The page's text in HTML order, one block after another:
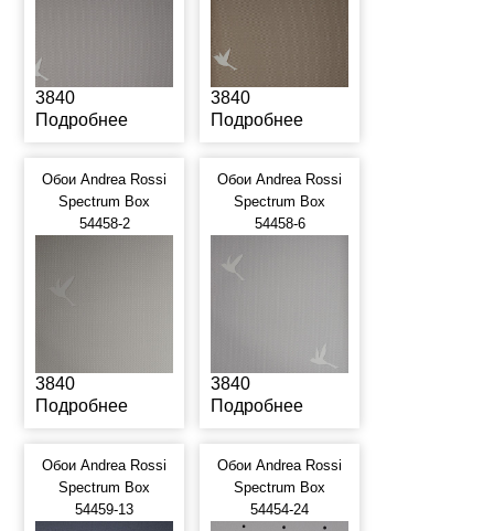
3840
Подробнее
3840
Подробнее
Обои Andrea Rossi
Spectrum Box
54458-2
3840
Подробнее
Обои Andrea Rossi
Spectrum Box
54458-6
3840
Подробнее
Обои Andrea Rossi
Spectrum Box
54459-13
Обои Andrea Rossi
Spectrum Box
54454-24